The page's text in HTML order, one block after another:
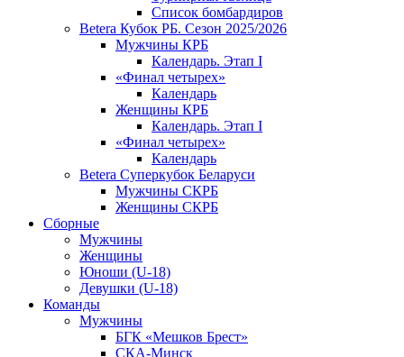
Список бомбардиров
Betera Кубок РБ. Сезон 2025/2026
Мужчины КРБ
Календарь. Этап I
«Финал четырех»
Календарь
Женщины КРБ
Календарь. Этап I
«Финал четырех»
Календарь
Betera Суперкубок Беларуси
Мужчины СКРБ
Женщины СКРБ
Сборные
Мужчины
Женщины
Юноши (U-18)
Девушки (U-18)
Команды
Мужчины
БГК «Мешков Брест»
СКА-Минск